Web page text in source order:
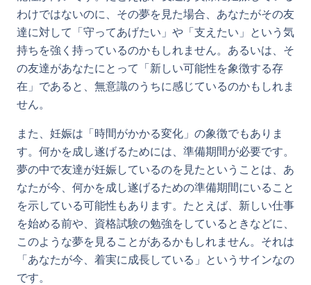
わけではないのに、その夢を見た場合、あなたがその友
達に対して「守ってあげたい」や「支えたい」という気
持ちを強く持っているのかもしれません。あるいは、そ
の友達があなたにとって「新しい可能性を象徴する存
在」であると、無意識のうちに感じているのかもしれま
せん。
また、妊娠は「時間がかかる変化」の象徴でもありま
す。何かを成し遂げるためには、準備期間が必要です。
夢の中で友達が妊娠しているのを見たということは、あ
なたが今、何かを成し遂げるための準備期間にいること
を示している可能性もあります。たとえば、新しい仕事
を始める前や、資格試験の勉強をしているときなどに、
このような夢を見ることがあるかもしれません。それは
「あなたが今、着実に成長している」というサインなの
です。